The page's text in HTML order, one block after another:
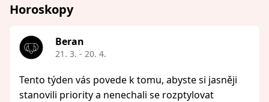
Horoskopy
Beran
21. 3. - 20. 4.
Tento týden vás povede k tomu, abyste si jasněji
stanovili priority a nenechali se rozptylovat